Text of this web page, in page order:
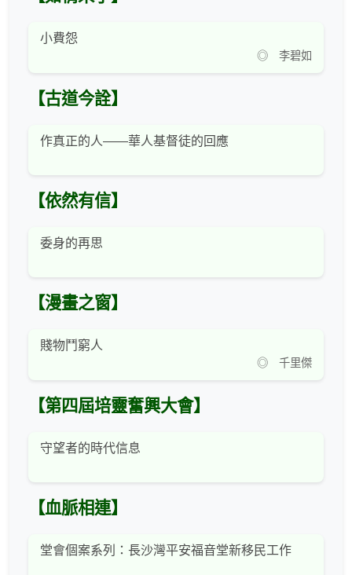
小費怨
◎ 李碧如
【古道今詮】
作真正的人——華人基督徒的回應
【依然有信】
委身的再思
【漫畫之窗】
賤物鬥窮人
◎ 千里傑
【第四屆培靈奮興大會】
守望者的時代信息
【血脈相連】
堂會個案系列：長沙灣平安福音堂新移民工作